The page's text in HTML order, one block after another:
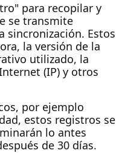
para recopilar y
se transmite
sincronización. Estos
la versión de la
utilizado, la
(IP) y otros
por ejemplo
estos registros se
lo antes
de 30 días.